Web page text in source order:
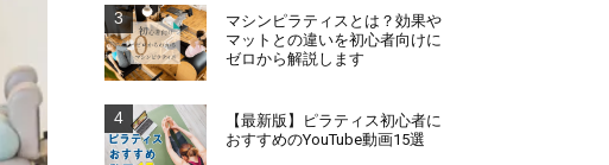
マシンピラティスとは？効果や
マットとの違いを初心者向けに
ゼロから解説します
【最新版】ピラティス初心者に
おすすめのYouTube動画15選